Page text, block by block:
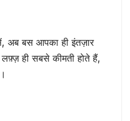
अब बस आपका ही इंतज़ार
ही सबसे कीमती होते हैं,